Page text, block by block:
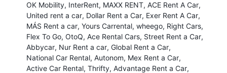
OK Mobility InterRent MAXX RENT ACE Rent A Car
United rent a car Dollar Rent a Car Exer Rent A Car
MÁS Rent a car Yours Carrental wheego Right Cars
Flex To Go OtoQ Ace Rental Cars Street Rent a Car
Abbycar Nur Rent a car Global Rent a Car
National Car Rental Autonom Mex Rent a Car
Active Car Rental Thrifty Advantage Rent a Car